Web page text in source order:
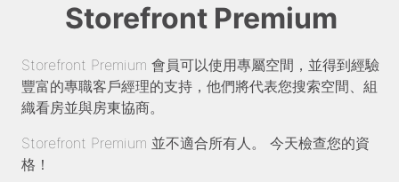
Storefront Premium
Storefront Premium 會員可以使用專屬空間，並得到經驗
豐富的專職客戶經理的支持，他們將代表您搜索空間、組
織看房並與房東協商。
Storefront Premium 並不適合所有人。 今天檢查您的資
格！